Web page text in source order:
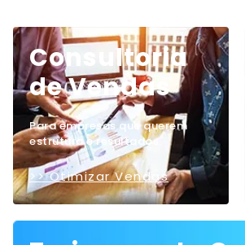
Consultoria
de Vendas
Para empresas que querem
estrutura e resultados.
>> Otimizar Vendas